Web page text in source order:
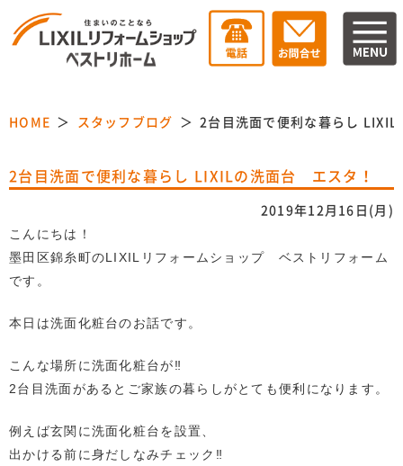
HOME スタッフブログ 2台目洗面で便利な暮らし
2台目洗面で便利な暮らし LIXILの洗面台 エスタ！
2019年12月16日(月)
こんにちは！
墨田区錦糸町のLIXILリフォームショップ ベストリフォーム
です。
本日は洗面化粧台のお話です。
こんな場所に洗面化粧台が‼
2台目洗面があるとご家族の暮らしがとても便利になります。
例えば玄関に洗面化粧台を設置、
出かける前に身だしなみチェック‼